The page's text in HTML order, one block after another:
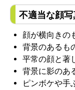
不適当な顔
顔が横向きの
背景のあるも
平常の顔と著
背景に影のあ
ピンボケや手